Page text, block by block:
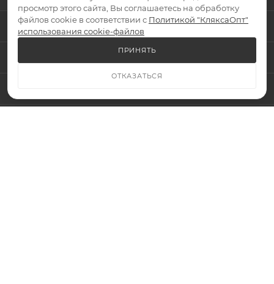
УСЛУГИ
просмотр этого сайта, Вы соглашаетесь на обработку
файлов cookie в соответствии с Политикой "КляксаОпт"
использования cookie-файлов
ПРИНЯТЬ
ОТКАЗАТЬСЯ